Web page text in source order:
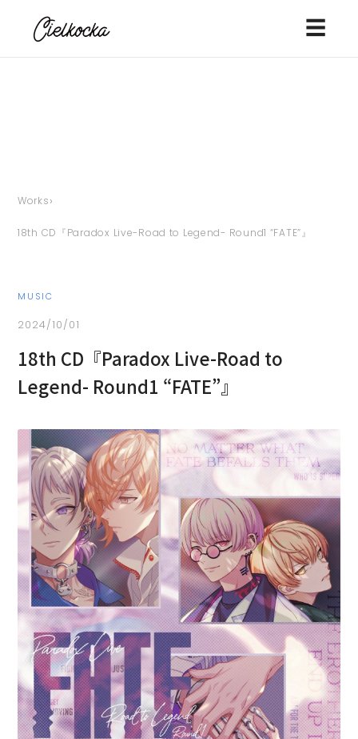
☰
Works›
18th CD『Paradox Live-Road to Legend- Round1 “FATE”』
MUSIC
2024/10/01
18th CD『Paradox Live-Road to
Legend- Round1 “FATE”』